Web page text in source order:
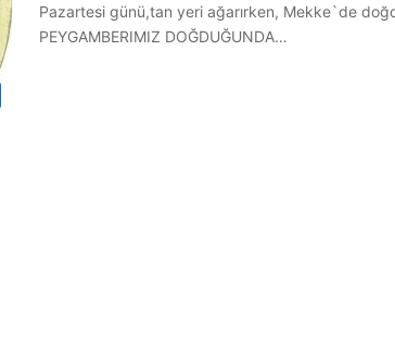
Pazartesi günü,tan yeri ağarırken, Mekke`de
PEYGAMBERIMIZ DOĞDUĞUNDA…